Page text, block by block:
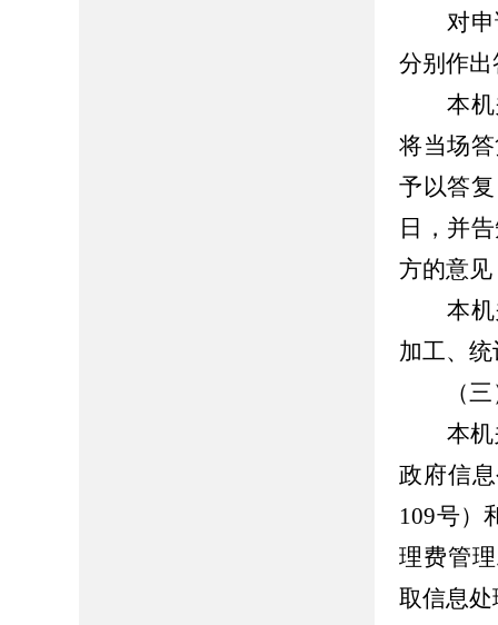
对申请
分别作
本机关
将当场
予以答
日，并
方的意
本机关
加工、
（三
本机关
政府信
109号）
理费管
取信息